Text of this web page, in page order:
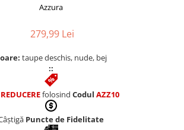
Azzura
279,99 Lei
taupe deschis, nude, bej
::
folosind Codul AZZ10
Puncte de Fidelitate